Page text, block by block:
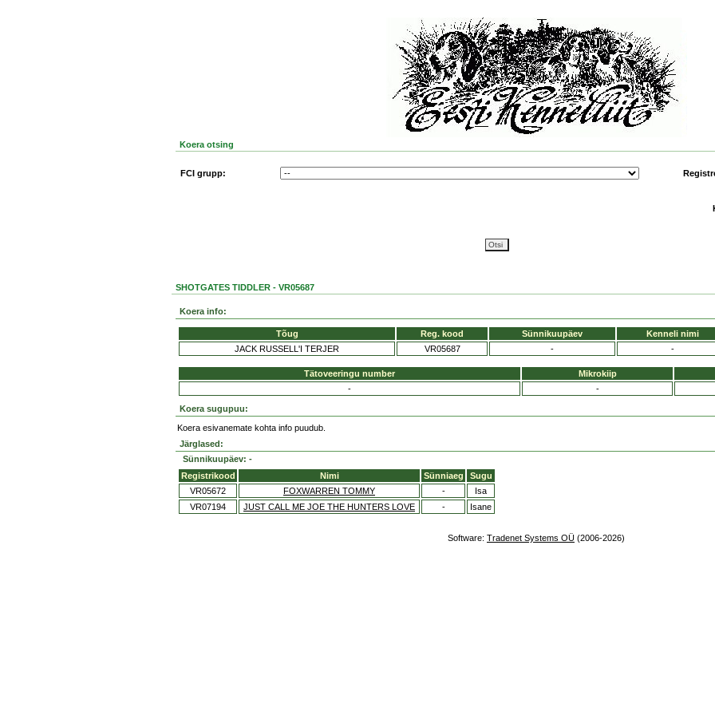
Koera otsing
FCI grupp:
SHOTGATES TIDDLER - VR05687
Koera info:
Tõug Reg. kood Sünnikuupäev Kenneli nimi
JACK RUSSELL'I TERJER
VR05687 - -
Tätoveeringu number Mikrokiip
-
-
Koera sugupuu:
Koera esivanemate kohta info puudub.
Järglased:
Sünnikuupäev: -
Registrikood
Nimi Sünniaeg
Sugu
VR05672
FOXWARREN TOMMY -
Isa
VR07194
JUST CALL ME JOE THE HUNTERS LOVE - Isane
Software: Tradenet Systems OÜ (2006-2026)